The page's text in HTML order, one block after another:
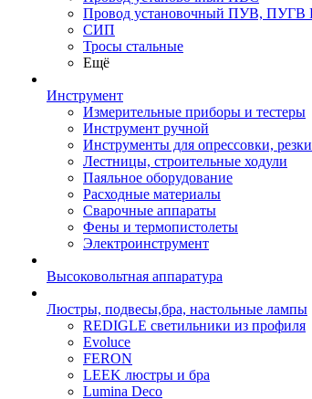
Провод установочный ПУВ,
СИП
Тросы стальные
Ещё
Инструмент
Измерительные приборы и тестеры
Инструмент ручной
Инструменты для опрессовки,
Лестницы, строительные ходули
Паяльное оборудование
Расходные материалы
Сварочные аппараты
Фены и термопистолеты
Электроинструмент
Высоковольтная аппаратура
Люстры, подвесы,бра, настольные лампы
REDIGLE светильники из профиля
Evoluce
FERON
LEEK люстры и бра
Lumina Deco